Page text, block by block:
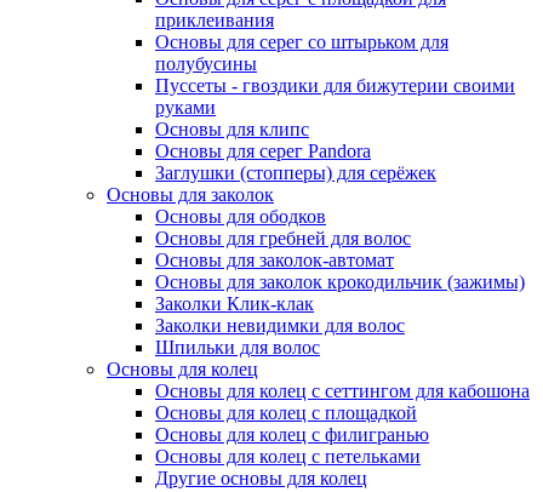
приклеивания
Основы для серег со штырьком для
полубусины
Пуссеты - гвоздики для бижутерии своими
руками
Основы для клипс
Основы для серег Pandora
Заглушки (стопперы) для серёжек
Основы для заколок
Основы для ободков
Основы для гребней для волос
Основы для заколок-автомат
Основы для заколок крокодильчик (зажимы)
Заколки Клик-клак
Заколки невидимки для волос
Шпильки для волос
Основы для колец
Основы для колец с сеттингом для кабошона
Основы для колец с площадкой
Основы для колец с филигранью
Основы для колец с петельками
Другие основы для колец